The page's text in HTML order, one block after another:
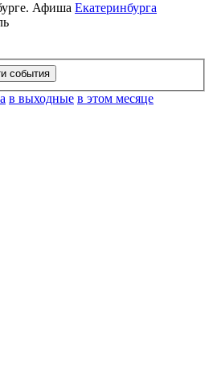
Афиша Екатеринбурга
в выходные в этом месяце